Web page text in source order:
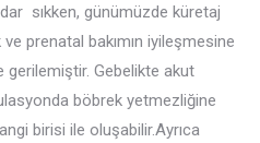
sıkken, günümüzde küretaj
prenatal bakımın iyileşmesine
gerilemiştir. Gebelikte akut
böbrek yetmezliğine
birisi ile oluşabilir.Ayrıca